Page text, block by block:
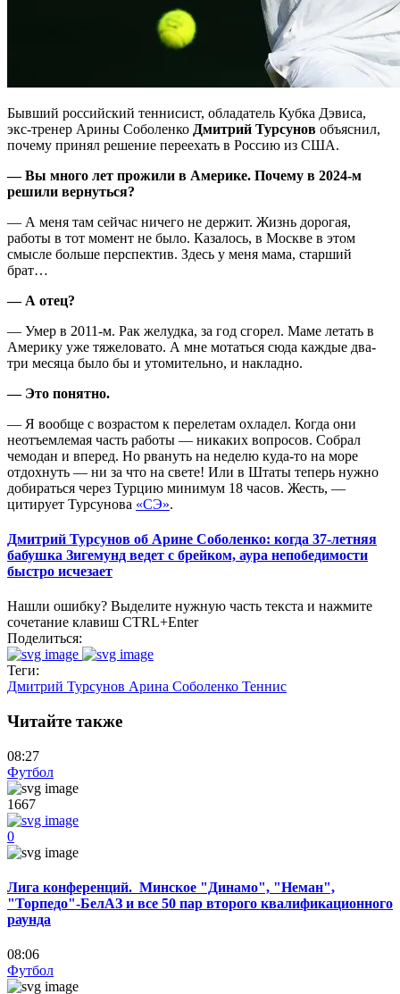
Бывший российский теннисист, обладатель Кубка Дэвиса,
экс-тренер Арины Соболенко Дмитрий Турсунов объяснил,
почему принял решение переехать в Россию из США.
— Вы много лет прожили в Америке. Почему в 2024-м
решили вернуться?
— А меня там сейчас ничего не держит. Жизнь дорогая,
работы в тот момент не было. Казалось, в Москве в этом
смысле больше перспектив. Здесь у меня мама, старший
брат…
— А отец?
— Умер в 2011-м. Рак желудка, за год сгорел. Маме летать в
Америку уже тяжеловато. А мне мотаться сюда каждые два-
три месяца было бы и утомительно, и накладно.
— Это понятно.
— Я вообще с возрастом к перелетам охладел. Когда они
неотъемлемая часть работы — никаких вопросов. Собрал
чемодан и вперед. Но рвануть на неделю куда-то на море
отдохнуть — ни за что на свете! Или в Штаты теперь нужно
добираться через Турцию минимум 18 часов. Жесть, —
цитирует Турсунова «СЭ».
Дмитрий Турсунов об Арине Соболенко: когда 37-летняя
бабушка Зигемунд ведет с брейком, аура непобедимости
быстро исчезает
Нашли ошибку? Выделите нужную часть текста и нажмите
сочетание клавиш CTRL+Enter
Поделиться:
Теги:
Дмитрий Турсунов Арина Соболенко Теннис
Читайте также
08:27
Футбол
1667
0
Лига конференций. Минское "Динамо", "Неман",
"Торпедо"-БелАЗ и все 50 пар второго квалификационного
раунда
08:06
Футбол